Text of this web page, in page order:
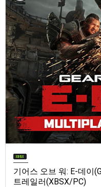
기어스 오브 워: E-데이
트레일러(XBSX/PC)